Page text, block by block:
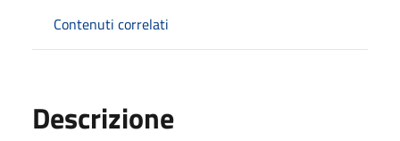
Contenuti correlati
Descrizione